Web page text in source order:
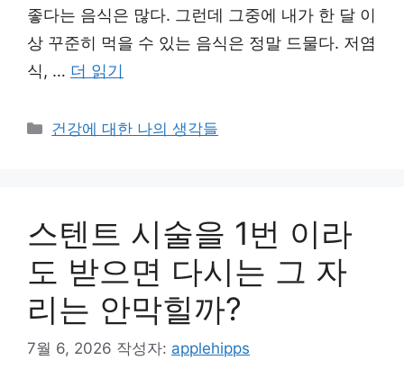
좋다는 음식은 많다. 그런데 그중에 내가 한 달 이
상 꾸준히 먹을 수 있는 음식은 정말 드물다. 저염
식, … 더 읽기
카
건강에 대한 나의 생각들
스텐트 시술을 1번 이라
도 받으면 다시는 그 자
리는 안막힐까?
7월 6, 2026 작성자: applehipps